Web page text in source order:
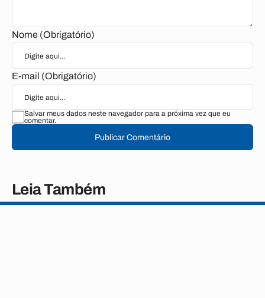
Nome (Obrigatório)
E-mail (Obrigatório)
Salvar meus dados neste navegador para a próxima vez que eu
comentar.
Publicar Comentário
Leia Também